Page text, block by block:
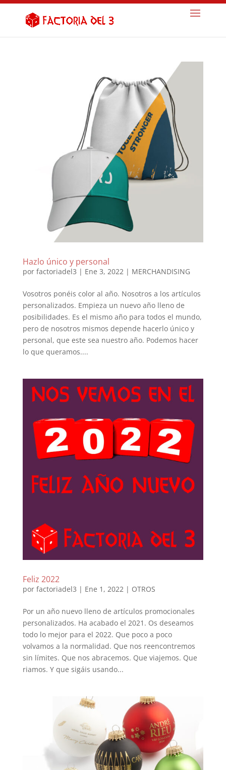
Hazlo único y personal
por factoriadel3 | Ene 3, 2022| MERCHANDISING
Vosotros ponéis color al año. Nosotros a los artículos
personalizados. Empieza un nuevo año lleno de
posibilidades. Es el mismo año para todos el mundo,
pero de nosotros mismos depende hacerlo único y
personal, que este sea nuestro año. Podemos hacer
lo que queramos....
Feliz 2022
por factoriadel3 | Ene 1, 2022 | OTROS
Por un año nuevo lleno de artículos promocionales
personalizados. Ha acabado el 2021. Os deseamos
todo lo mejor para el 2022. Que poco a poco
volvamos a la normalidad. Que nos reencontremos
sin límites. Que nos abracemos. Que viajemos. Que
riamos. Y que sigáis usando...